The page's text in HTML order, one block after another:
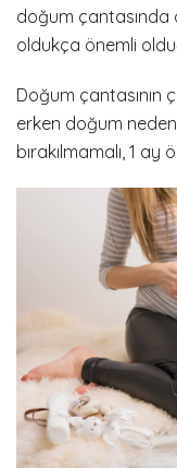
doğum çantasında
oldukça önemli
Doğum çantasının
erken doğum
bırakılmamalı, 1 ay